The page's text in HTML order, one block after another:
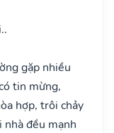
gặp nhiều
tin mừng,
hợp, trôi chảy
nhà đều mạnh